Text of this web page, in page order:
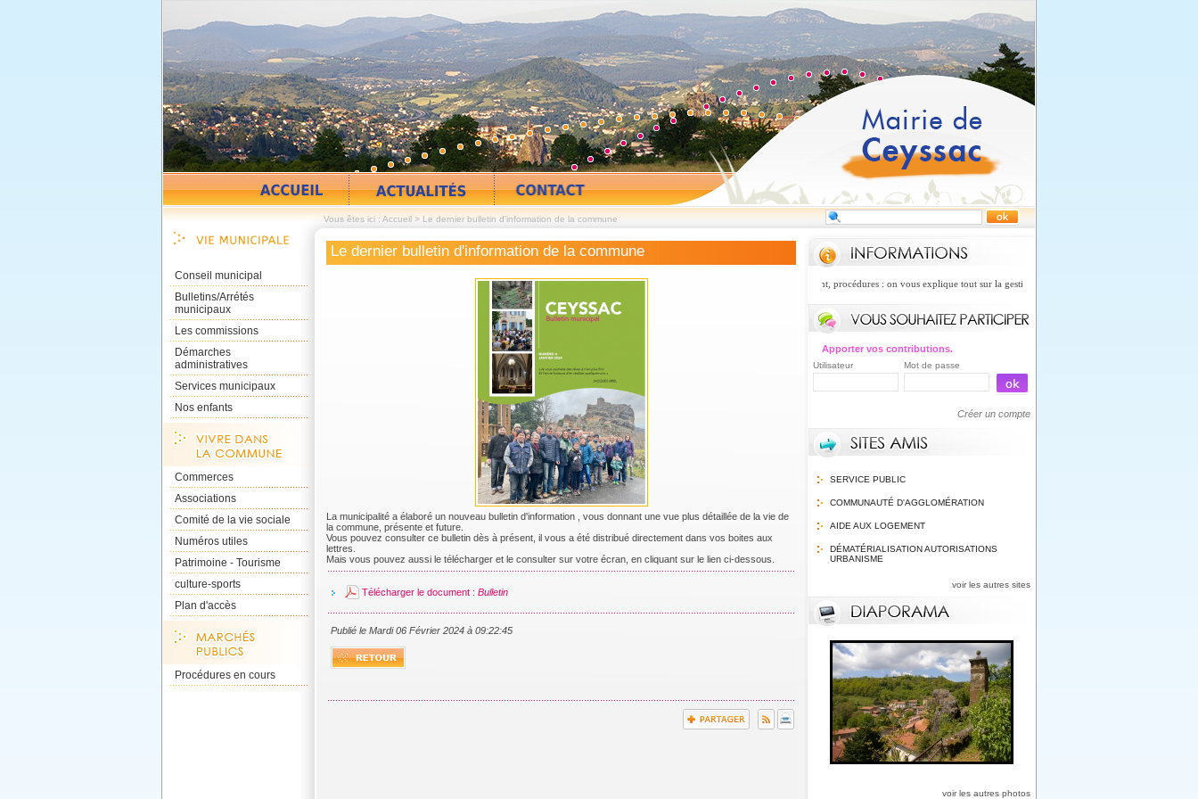
Vous êtes ici : Accueil > Le dernier bulletin d'information de la commune
Conseil municipal
Bulletins/Arrétés
municipaux
Les commissions
Démarches
administratives
Services municipaux
Nos enfants
Commerces
Associations
Comité de la vie sociale
Numéros utiles
Patrimoine - Tourisme
culture-sports
Plan d'accès
Procédures en cours
Le dernier bulletin d'information de la commune
La municipalité a élaboré un nouveau bulletin d'information , vous donnant une vue plus détaillée de la vie de
la commune, présente et future.
Vous pouvez consulter ce bulletin dès à présent, il vous a été distribué directement dans vos boites aux
lettres.
Mais vous pouvez aussi le télécharger et le consulter sur votre écran, en cliquant sur le lien ci-dessous.
Télécharger le document : Bulletin
Publié le Mardi 06 Février 2024 à 09:22:45
Descriptif, règlement, procédures : on vous explique tout sur la gestion des risques concernant les mouvements
Apporter vos contributions.
Utilisateur Mot de passe
Créer un compte
SERVICE PUBLIC
COMMUNAUTÉ D'AGGLOMÉRATION
AIDE AUX LOGEMENT
DÉMATÉRIALISATION AUTORISATIONS
URBANISME
voir les autres sites
voir les autres photos